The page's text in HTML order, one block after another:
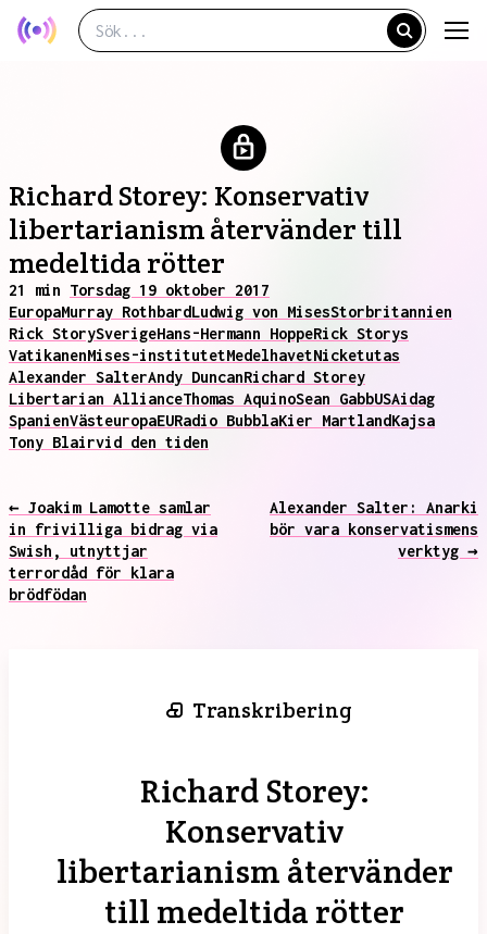
Richard Storey: Konservativ
libertarianism återvänder till
medeltida rötter
21 min Torsdag 19 oktober 2017
EuropaMurray RothbardLudwig von MisesStorbritannien
Rick StorySverigeHans-Hermann HoppeRick Storys
VatikanenMises-institutetMedelhavetNicketutas
Alexander SalterAndy DuncanRichard Storey
Libertarian AllianceThomas AquinoSean GabbUSAidag
SpanienVästeuropaEURadio BubblaKier MartlandKajsa
Tony Blairvid den tiden
← Joakim Lamotte samlar
in frivilliga bidrag via
Swish, utnyttjar
terrordåd för klara
brödfödan
Alexander Salter: Anarki
bör vara konservatismens
verktyg →
Transkribering
Richard Storey:
Konservativ
libertarianism återvänder
till medeltida rötter